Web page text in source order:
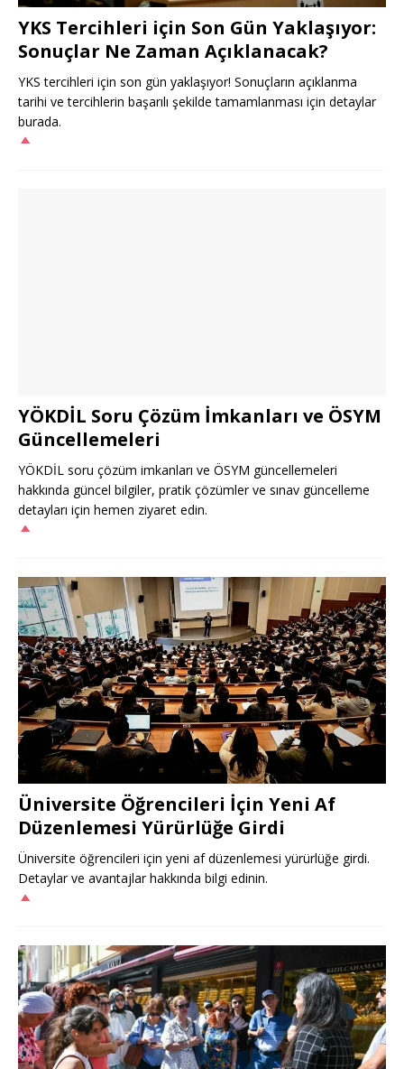
YKS Tercihleri için Son Gün Yaklaşıyor:
Sonuçlar Ne Zaman Açıklanacak?
YKS tercihleri için son gün yaklaşıyor! Sonuçların açıklanma
tarihi ve tercihlerin başarılı şekilde tamamlanması için detaylar
burada.
YÖKDİL Soru Çözüm İmkanları ve ÖSYM
Güncellemeleri
YÖKDİL soru çözüm imkanları ve ÖSYM güncellemeleri
hakkında güncel bilgiler, pratik çözümler ve sınav güncelleme
detayları için hemen ziyaret edin.
Üniversite Öğrencileri İçin Yeni Af
Düzenlemesi Yürürlüğe Girdi
Üniversite öğrencileri için yeni af düzenlemesi yürürlüğe girdi.
Detaylar ve avantajlar hakkında bilgi edinin.